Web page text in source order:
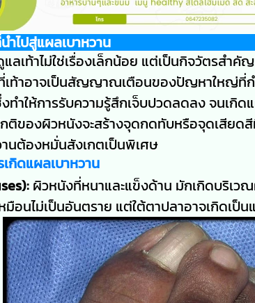
ไปสู่แผลเบาหวาน
ลเท้าไม่ใช่เรื่องเล็กน้อย แต่เป็นกิจวัตรสำ
ท้าอาจเป็นสัญญาณเตือนของปัญหาใหญ่ที่ก
ทำให้การรับความรู้สึกเจ็บปวดลดลง จนเกิด
ติของผิวหนังจะสร้างจุดกดทับหรือจุดเสียด
นต้องหมั่นสังเกตเป็นพิเศษ
กิดแผลเบาหวาน
ผิวหนังที่หนาและแข็งด้าน มักเกิดบริเว
มือนไม่เป็นอันตราย แต่ใต้ตาปลาอาจเกิดเป็